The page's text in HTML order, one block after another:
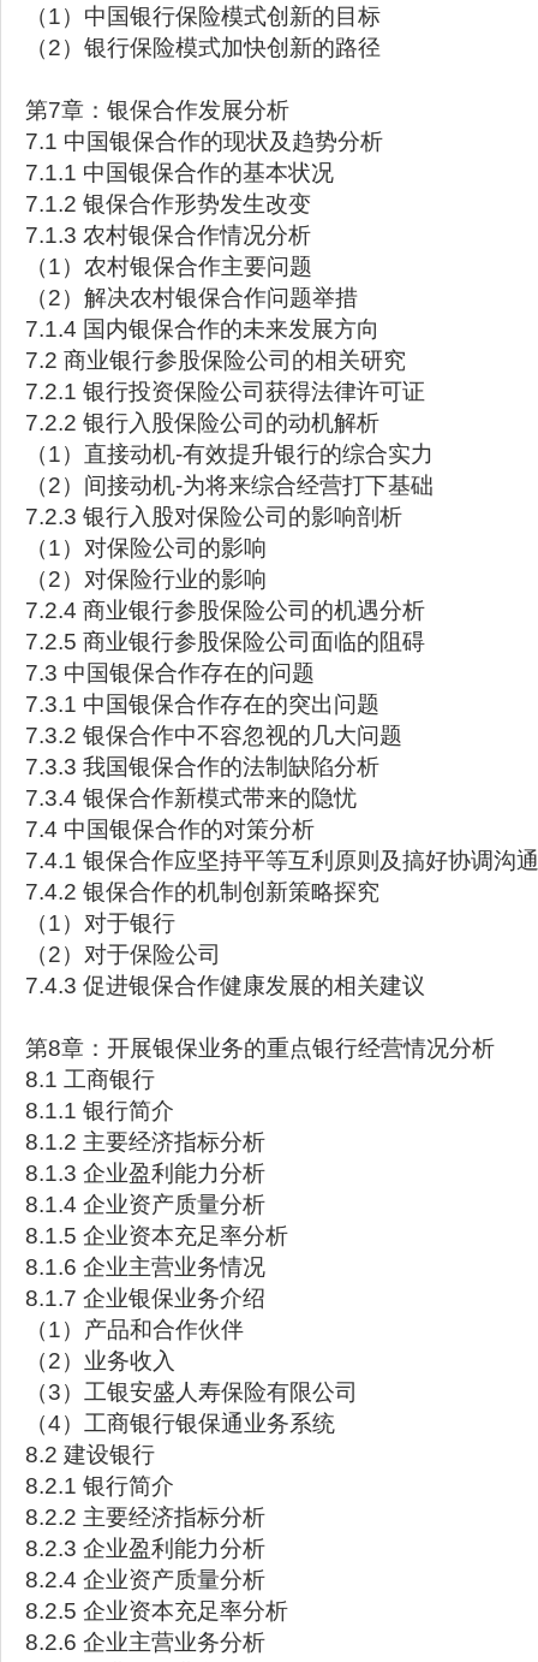
（1）中国银行保险模式创新的目标
（2）银行保险模式加快创新的路径
第7章：银保合作发展分析
7.1 中国银保合作的现状及趋势分析
7.1.1 中国银保合作的基本状况
7.1.2 银保合作形势发生改变
7.1.3 农村银保合作情况分析
（1）农村银保合作主要问题
（2）解决农村银保合作问题举措
7.1.4 国内银保合作的未来发展方向
7.2 商业银行参股保险公司的相关研究
7.2.1 银行投资保险公司获得法律许可证
7.2.2 银行入股保险公司的动机解析
（1）直接动机-有效提升银行的综合实力
（2）间接动机-为将来综合经营打下基础
7.2.3 银行入股对保险公司的影响剖析
（1）对保险公司的影响
（2）对保险行业的影响
7.2.4 商业银行参股保险公司的机遇分析
7.2.5 商业银行参股保险公司面临的阻碍
7.3 中国银保合作存在的问题
7.3.1 中国银保合作存在的突出问题
7.3.2 银保合作中不容忽视的几大问题
7.3.3 我国银保合作的法制缺陷分析
7.3.4 银保合作新模式带来的隐忧
7.4 中国银保合作的对策分析
7.4.1 银保合作应坚持平等互利原则及搞好协调沟通
7.4.2 银保合作的机制创新策略探究
（1）对于银行
（2）对于保险公司
7.4.3 促进银保合作健康发展的相关建议
第8章：开展银保业务的重点银行经营情况分析
8.1 工商银行
8.1.1 银行简介
8.1.2 主要经济指标分析
8.1.3 企业盈利能力分析
8.1.4 企业资产质量分析
8.1.5 企业资本充足率分析
8.1.6 企业主营业务情况
8.1.7 企业银保业务介绍
（1）产品和合作伙伴
（2）业务收入
（3）工银安盛人寿保险有限公司
（4）工商银行银保通业务系统
8.2 建设银行
8.2.1 银行简介
8.2.2 主要经济指标分析
8.2.3 企业盈利能力分析
8.2.4 企业资产质量分析
8.2.5 企业资本充足率分析
8.2.6 企业主营业务分析